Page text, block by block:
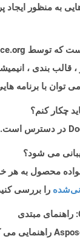
به منظور
قالب بندی ،
را بررسی